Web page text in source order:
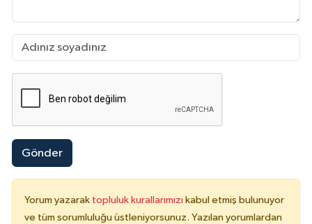
Gönder
Yorum yazarak topluluk kurallarımızı kabul etmiş bulunuyor
ve tüm sorumluluğu üstleniyorsunuz. Yazılan yorumlardan